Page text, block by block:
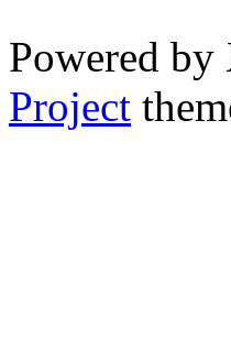
Powered
Project